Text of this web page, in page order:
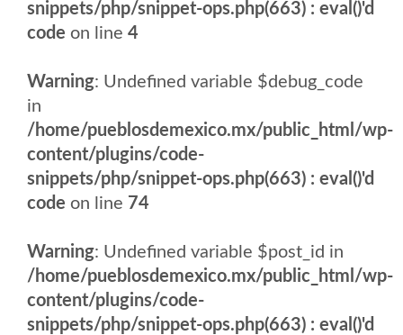
snippets/php/snippet-ops.php(663) : eval()'d
code on line 4
Warning: Undefined variable $debug_code
in
/home/pueblosdemexico.mx/public_html/wp-
content/plugins/code-
snippets/php/snippet-ops.php(663) : eval()'d
code on line 74
Warning: Undefined variable $post_id in
/home/pueblosdemexico.mx/public_html/wp-
content/plugins/code-
snippets/php/snippet-ops.php(663) : eval()'d